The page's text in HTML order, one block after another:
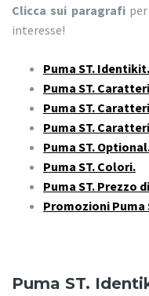
Clicca sui paragrafiper
interesse!
Puma ST. Identikit.
Puma ST.
Puma ST.
Puma ST.
Puma ST.
Puma ST. Colori.
Puma ST. Prezzo
Promozioni Puma
Puma ST.